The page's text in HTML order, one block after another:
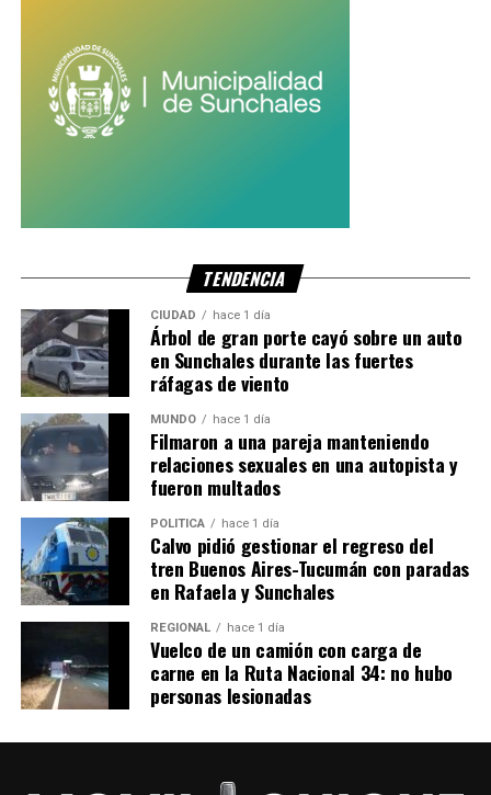
TENDENCIA
CIUDAD hace 1 día
Árbol de gran porte cayó sobre un auto
en Sunchales durante las fuertes
ráfagas de viento
MUNDO hace 1 día
Filmaron a una pareja manteniendo
relaciones sexuales en una autopista y
fueron multados
POLITICA hace 1 día
Calvo pidió gestionar el regreso del
tren Buenos Aires-Tucumán con paradas
en Rafaela y Sunchales
REGIONAL hace 1 día
Vuelco de un camión con carga de
carne en la Ruta Nacional 34: no hubo
personas lesionadas